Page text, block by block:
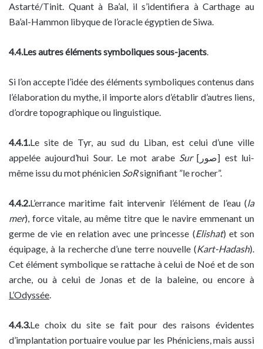
Astarté/Tinit. Quant à Ba’al, il s’identifiera à Carthage au
Ba’al-Hammon libyque de l’oracle égyptien de Siwa.
4.4.Les autres éléments symboliques sous-jacents.
Si l’on accepte l’idée des éléments symboliques contenus dans
l’élaboration du mythe, il importe alors d’établir d’autres liens,
d’ordre topographique ou linguistique.
4.4.1.Le site de Tyr, au sud du Liban, est celui d’une ville
appelée aujourd’hui Sour. Le mot arabe Sur[صور] est lui-
même issu du mot phénicien SoRsignifiant ”le rocher”.
4.4.2.L’errance maritime fait intervenir l’élément de l’eau (la
mer), force vitale, au même titre que le navire emmenant un
germe de vie en relation avec une princesse (Elishat) et son
équipage, à la recherche d’une terre nouvelle (Kart-Hadash).
Cet élément symbolique se rattache à celui de Noé et de son
arche, ou à celui de Jonas et de la baleine, ou encore à
L’Odyssée.
4.4.3.Le choix du site se fait pour des raisons évidentes
d’implantation portuaire voulue par les Phéniciens, mais aussi